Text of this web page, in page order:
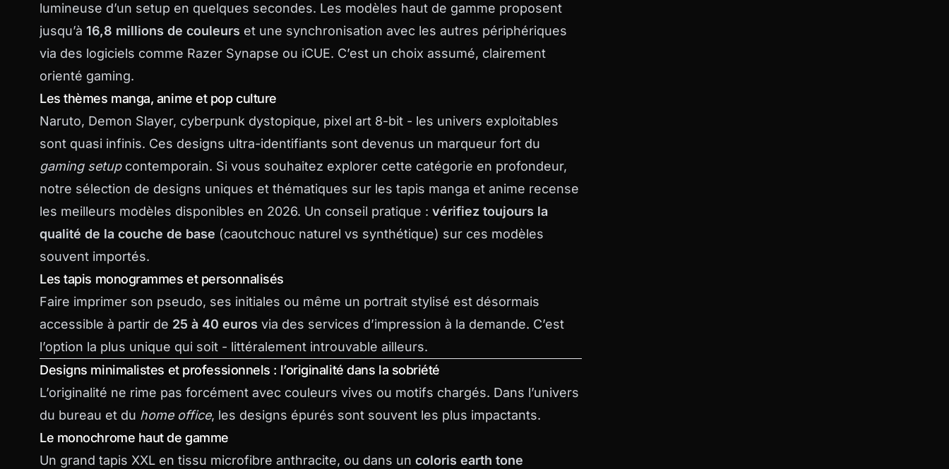
lumineuse d’un setup en quelques secondes. Les modèles haut de gamme proposent
jusqu’à 16,8 millions de couleurs et une synchronisation avec les autres périphériques
via des logiciels comme Razer Synapse ou iCUE. C’est un choix assumé, clairement
orienté gaming.
Les thèmes manga, anime et pop culture
Naruto, Demon Slayer, cyberpunk dystopique, pixel art 8-bit - les univers exploitables
sont quasi infinis. Ces designs ultra-identifiants sont devenus un marqueur fort du
gaming setupcontemporain. Si vous souhaitez explorer cette catégorie en profondeur,
notre sélection de designs uniques et thématiques sur les tapis manga et anime recense
les meilleurs modèles disponibles en 2026. Un conseil pratique : vérifiez toujours la
qualité de la couche de base (caoutchouc naturel vs synthétique) sur ces modèles
souvent importés.
Les tapis monogrammes et personnalisés
Faire imprimer son pseudo, ses initiales ou même un portrait stylisé est désormais
accessible à partir de 25 à 40 euros via des services d’impression à la demande. C’est
l’option la plus unique qui soit - littéralement introuvable ailleurs.
Designs minimalistes et professionnels : l’originalité dans la sobriété
L’originalité ne rime pas forcément avec couleurs vives ou motifs chargés. Dans l’univers
du bureau et du home office, les designs épurés sont souvent les plus impactants.
Le monochrome haut de gamme
Un grand tapis XXL en tissu microfibre anthracite, ou dans un coloris earth tone